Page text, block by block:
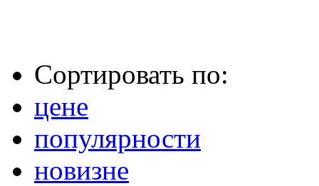
Сортировать по:
цене
популярности
новизне